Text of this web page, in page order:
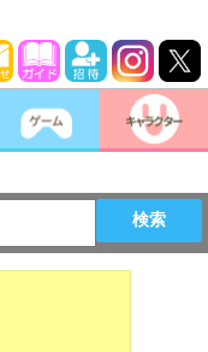
検索